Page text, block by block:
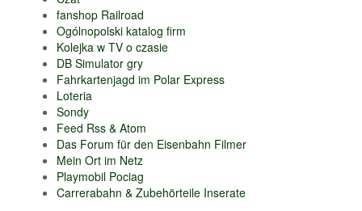
fanshop Railroad
Ogólnopolski katalog firm
Kolejka w TV o czasie
DB Simulator gry
Fahrkartenjagd im Polar Express
Loteria
Sondy
Feed Rss & Atom
Das Forum für den Eisenbahn Filmer
Mein Ort im Netz
Playmobil Pociag
Carrerabahn & Zubehörteile Inserate